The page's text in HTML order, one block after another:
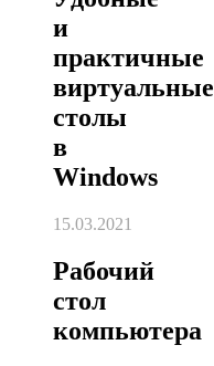
и
практичные
виртуальные
столы
в
Windows
15.03.2021
Рабочий
стол
компьютера